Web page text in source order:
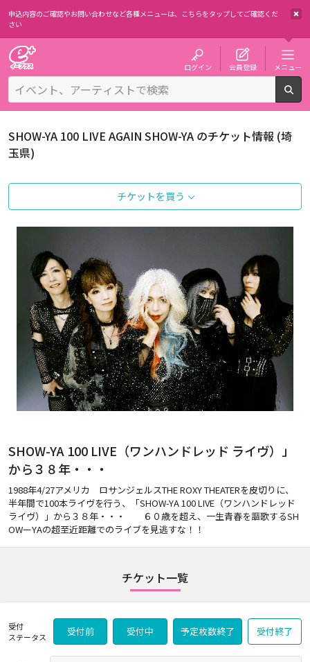
申込内容のご確認やお問い合わせなど各種メニューは、 こちらをタップしてご確認くだ
さい
ログイン 会員登録 メニュー
SHOW-YA 100 LIVE AGAIN SHOW-YA のチケット情報 (埼
玉県)
チケットを買う
SHOW-YA 100 LIVE（ワンハンドレッド ライヴ）」
から３８年・・・
1988年4/27アメリカ ロサンジェルスTHE ROXY THEATERを皮切りに、
半年間で100本ライヴを行う、「SHOW-YA 100 LIVE（ワンハンドレッド
ライヴ）」から３８年・・・ ６０歳を超え、一生青春を謳歌するSH
OWーYAの超至近距離でのライブを見逃すな！！
チケット一覧
受付
ステータス
受付前 受付中 予定枚数終了 受付終了